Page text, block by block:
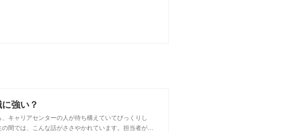
強い？
、キャリアセンターの人が待ち構えていてびっくりし
間では、こんな話がささやかれています。担当者が…